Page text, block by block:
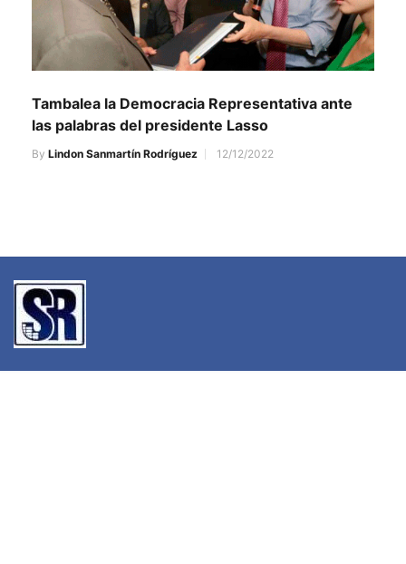
Tambalea la Democracia Representativa ante
las palabras del presidente Lasso
By Lindon Sanmartín Rodríguez 12/12/2022